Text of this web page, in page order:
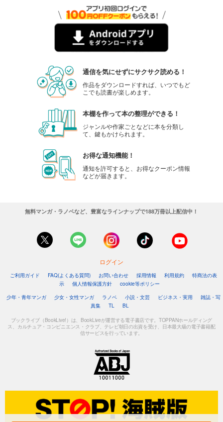
通信を気にせずにサクサク読める！
作品をダウンロードすれば、いつでもど
こでも読書が楽しめます。
本棚を作って本の整理ができる！
ジャンルや作家ごとなどに本を分類し
て、鍵もかけられます。
お得な通知機能！
通知を許可すると、お得なクーポン情報
などが届きます。
無料マンガ・ラノベなど、豊富なラインナップで188万冊以上配信中！
ログイン
ご利用ガイド FAQ(よくある質問) お問い合わせ 採用情報 利用規約
特商法の表
示
個人情報保護方針
cookie等ポリシー
少年・青年マンガ
少女・女性マンガ ラノベ 小説・文芸 ビジネス・実用
雑誌・写
真集
TL BL
ブックライブ（BookLive!）は、BookLiveが運営する電子書店です。TOPPANホールディング
ス、カルチュア・コンビニエンス・クラブ、テレビ朝日の出資を受け、日本最大級の電子書籍配
信サービスを行っています。